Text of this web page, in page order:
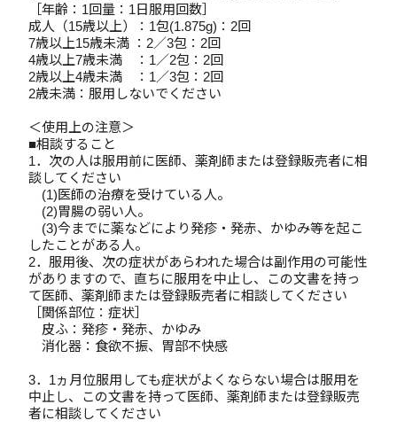
［年齢：1回量：1日服用回数］
成人（15歳以上）：1包(1.875g)：2回
7歳以上15歳未満 ：2／3包：2回
4歳以上7歳未満 ：1／2包：2回
2歳以上4歳未満 ：1／3包：2回
2歳未満：服用しないでください
＜使用上の注意＞
■相談すること
1．次の人は服用前に医師、薬剤師または登録販売者に相
談してください
(1)医師の治療を受けている人。
(2)胃腸の弱い人。
(3)今までに薬などにより発疹・発赤、かゆみ等を起こ
したことがある人。
2．服用後、次の症状があらわれた場合は副作用の可能性
がありますので、直ちに服用を中止し、この文書を持っ
て医師、薬剤師または登録販売者に相談してください
［関係部位：症状］
皮ふ：発疹・発赤、かゆみ
消化器：食欲不振、胃部不快感
3．1ヵ月位服用しても症状がよくならない場合は服用を
中止し、この文書を持って医師、薬剤師または登録販売
者に相談してください